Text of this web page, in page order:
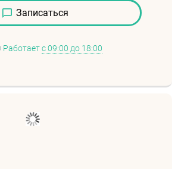
Записаться
Работает с 09:00 до 18:00